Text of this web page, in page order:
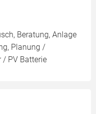
Beratung, Anlage
Planung /
/ PV Batterie